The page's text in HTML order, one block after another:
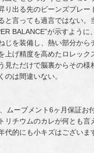
り出る先のビーンズプレ
と言っても過言ではない
BALANCE”が示すよう
じを装備し、熱い部分か
上げ精度を高めたロレッ
見ただけで脳裏からその
のは間違いない。
ムーブメント6ヶ月保証お
リチウムのカレが何とも
代的にも小キズはございま